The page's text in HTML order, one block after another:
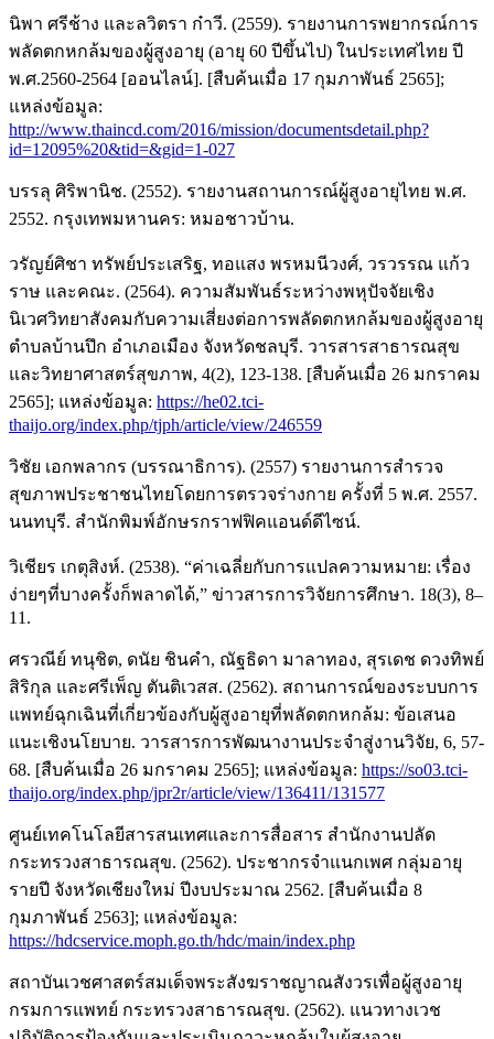
นิพา ศรีช้าง และลวิตรา ก๋าวี. (2559). รายงานการพยากรณ์การ
พลัดตกหกล้มของผู้สูงอายุ (อายุ 60 ปีขึ้นไป) ในประเทศไทย ปี
พ.ศ.2560-2564 [ออนไลน์]. [สืบค้นเมื่อ 17 กุมภาพันธ์ 2565];
แหล่งข้อมูล:
http://www.thaincd.com/2016/mission/documentsdetail.php?
id=12095%20&tid=&gid=1-027
บรรลุ ศิริพานิช. (2552). รายงานสถานการณ์ผู้สูงอายุไทย พ.ศ.
2552. กรุงเทพมหานคร: หมอชาวบ้าน.
วรัญย์ศิชา ทรัพย์ประเสริฐ, ทอแสง พรหมนีวงศ์, วรวรรณ แก้ว
ราษ และคณะ. (2564). ความสัมพันธ์ระหว่างพหุปัจจัยเชิง
นิเวศวิทยาสังคมกับความเสี่ยงต่อการพลัดตกหกล้มของผู้สูงอายุ
ตำบลบ้านปึก อำเภอเมือง จังหวัดชลบุรี. วารสารสาธารณสุข
และวิทยาศาสตร์สุขภาพ, 4(2), 123-138. [สืบค้นเมื่อ 26 มกราคม
2565]; แหล่งข้อมูล: https://he02.tci-
thaijo.org/index.php/tjph/article/view/246559
วิชัย เอกพลากร (บรรณาธิการ). (2557) รายงานการสำรวจ
สุขภาพประชาชนไทยโดยการตรวจร่างกาย ครั้งที่ 5 พ.ศ. 2557.
นนทบุรี. สำนักพิมพ์อักษรกราฟฟิคแอนด์ดีไซน์.
วิเชียร เกตุสิงห์. (2538). “ค่าเฉลี่ยกับการแปลความหมาย: เรื่อง
ง่ายๆที่บางครั้งก็พลาดได้,” ข่าวสารการวิจัยการศึกษา. 18(3), 8–
11.
ศรวณีย์ ทนุชิต, ดนัย ชินคำ, ณัฐธิดา มาลาทอง, สุรเดช ดวงทิพย์
สิริกุล และศรีเพ็ญ ตันติเวสส. (2562). สถานการณ์ของระบบการ
แพทย์ฉุกเฉินที่เกี่ยวข้องกับผู้สูงอายุที่พลัดตกหกล้ม: ข้อเสนอ
แนะเชิงนโยบาย. วารสารการพัฒนางานประจำสู่งานวิจัย, 6, 57-
68. [สืบค้นเมื่อ 26 มกราคม 2565]; แหล่งข้อมูล: https://so03.tci-
thaijo.org/index.php/jpr2r/article/view/136411/131577
ศูนย์เทคโนโลยีสารสนเทศและการสื่อสาร สำนักงานปลัด
กระทรวงสาธารณสุข. (2562). ประชากรจำแนกเพศ กลุ่มอายุ
รายปี จังหวัดเชียงใหม่ ปีงบประมาณ 2562. [สืบค้นเมื่อ 8
กุมภาพันธ์ 2563]; แหล่งข้อมูล:
https://hdcservice.moph.go.th/hdc/main/index.php
สถาบันเวชศาสตร์สมเด็จพระสังฆราชญาณสังวรเพื่อผู้สูงอายุ
กรมการแพทย์ กระทรวงสาธารณสุข. (2562). แนวทางเวช